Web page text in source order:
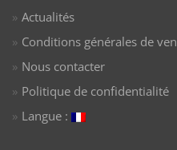
Actualités
Conditions générales de
Nous contacter
Politique de confidentialité
Langue :